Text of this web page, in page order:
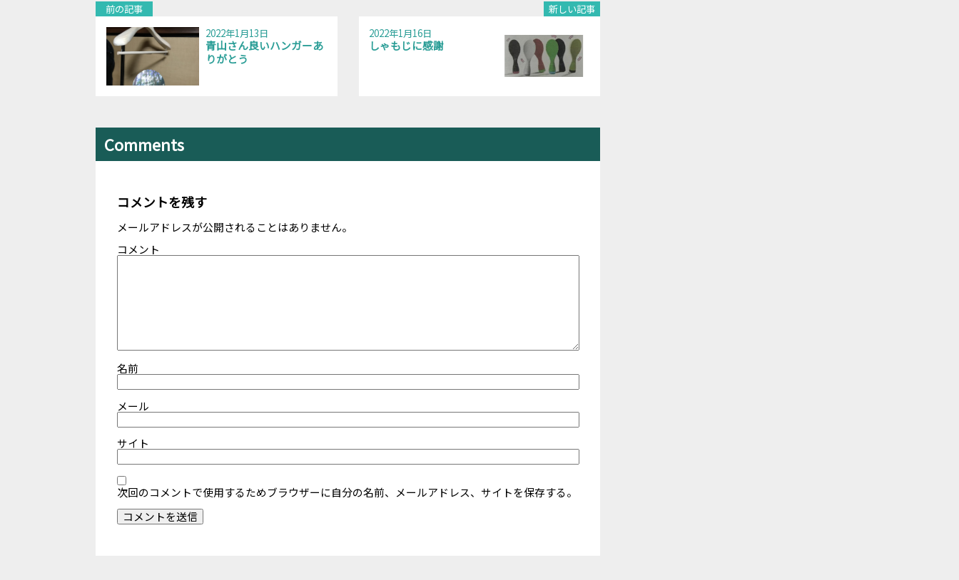
前の記事
2022年1月13日
青山さん良いハンガーあ
りがとう
新しい記事
2022年1月16日
しゃもじに感謝
Comments
コメントを残す
メールアドレスが公開されることはありません。
コメント
名前
メール
サイト
次回のコメントで使用するためブラウザーに自分の名前、メールアドレス、サイトを保存する。